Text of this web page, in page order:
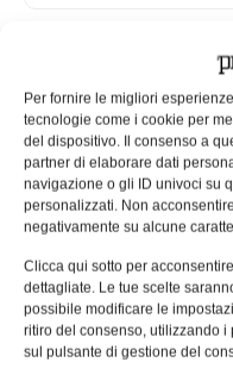
Per fornire le migliori
tecnologie come i cookie per
del dispositivo. Il consenso a
partner di elaborare dati
navigazione o gli ID univoci su
personalizzati. Non
negativamente su alcune
Clicca qui sotto per
dettagliate. Le tue scelte
possibile modificare le
ritiro del consenso, utilizzando
sul pulsante di gestione del
Mayr,
della filiale